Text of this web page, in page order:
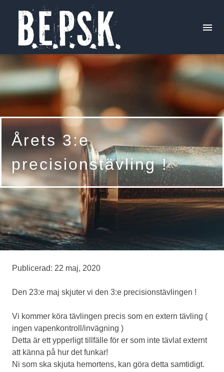
Aktuellt
Skjutprogram
Tävlingar
Trivselskjutningar
Medlemskap
Eventskytte
Årets 3:e
precisionstävling !
Publicerad: 22 maj, 2020
Den 23:e maj skjuter vi den 3:e precisionstävlingen !
Vi kommer köra tävlingen precis som en extern tävling (
ingen vapenkontroll/invägning )
Detta är ett ypperligt tillfälle för er som inte tävlat externt
att känna på hur det funkar!
Ni som ska skjuta hemortens, kan göra detta samtidigt.